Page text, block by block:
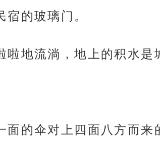
的玻璃门。
地流淌，地上的积水是
面的伞对上四面八方而